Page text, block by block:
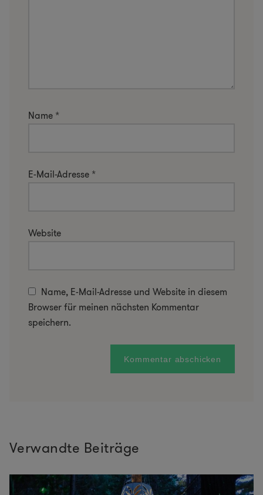
Name *
E-Mail-Adresse *
Website
Name, E-Mail-Adresse und Website in diesem
Browser für meinen nächsten Kommentar
speichern.
Verwandte Beiträge